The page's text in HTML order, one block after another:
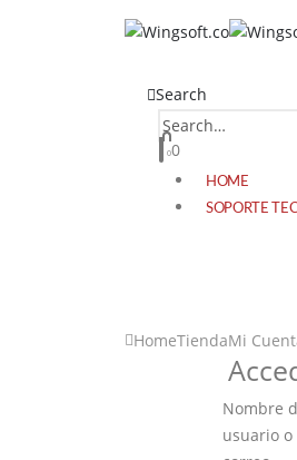
Search
00
HOME
SOPORTE
HomeTiendaMi
Nombre
usuario o